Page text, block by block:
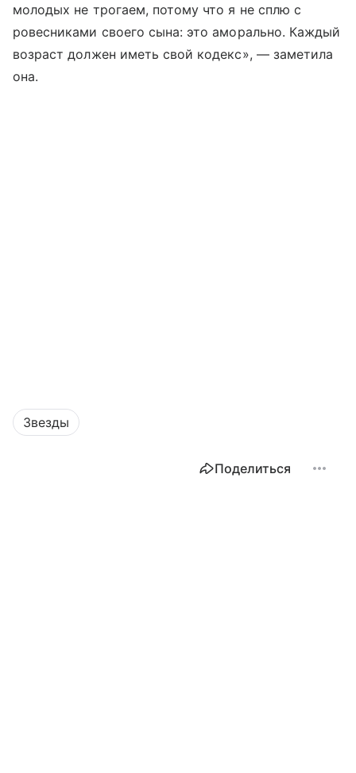
молодых не трогаем, потому что я не сплю с
ровесниками своего сына: это аморально. Каждый
возраст должен иметь свой кодекс», — заметила
она.
Звезды
Поделиться